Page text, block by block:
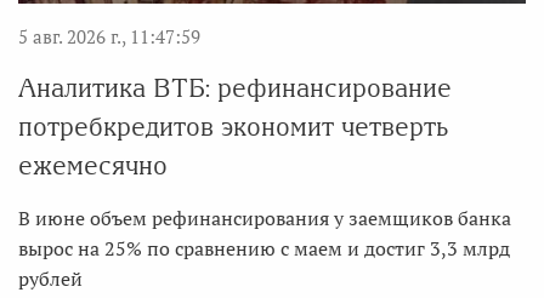
5 авг. 2026 г., 11:47:59
Аналитика ВТБ: рефинансирование
потребкредитов экономит четверть
ежемесячно
В июне объем рефинансирования у заемщиков банка
вырос на 25% по сравнению с маем и достиг 3,3 млрд
рублей